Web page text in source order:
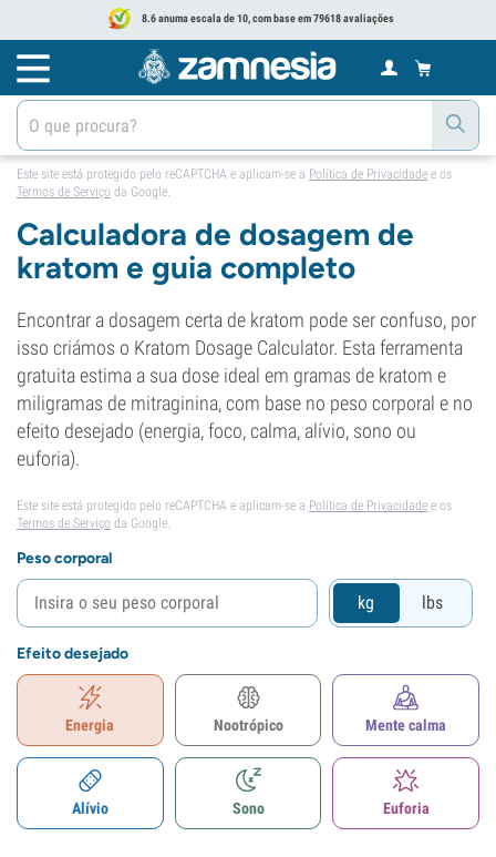
8.6 anuma escala de 10, com base em 79618 avaliações
Este site está protegido pelo reCAPTCHA e aplicam-se a Política de Privacidade e os
Termos de Serviço da Google.
Calculadora de dosagem de
kratom e guia completo
Encontrar a dosagem certa de kratom pode ser confuso, por
isso criámos o Kratom Dosage Calculator. Esta ferramenta
gratuita estima a sua dose ideal em gramas de kratom e
miligramas de mitraginina, com base no peso corporal e no
efeito desejado (energia, foco, calma, alívio, sono ou
euforia).
Este site está protegido pelo reCAPTCHA e aplicam-se a Política de Privacidade e os
Termos de Serviço da Google.
Peso corporal
kg lbs
Efeito desejado
Energia Nootrópico Mente calma
Alívio Sono Euforia